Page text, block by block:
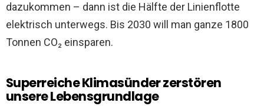
dazukommen – dann ist die Hälfte der Linienflotte
elektrisch unterwegs. Bis 2030 will man ganze 1800
Tonnen CO₂ einsparen.
Superreiche Klimasünder zerstören
unsere Lebensgrundlage